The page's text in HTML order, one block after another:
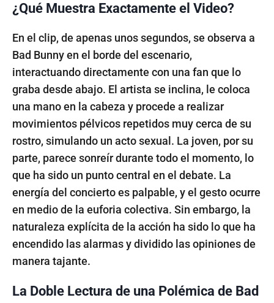
¿Qué Muestra Exactamente el Video?
En el clip, de apenas unos segundos, se observa a
Bad Bunny en el borde del escenario,
interactuando directamente con una fan que lo
graba desde abajo. El artista se inclina, le coloca
una mano en la cabeza y procede a realizar
movimientos pélvicos repetidos muy cerca de su
rostro, simulando un acto sexual. La joven, por su
parte, parece sonreír durante todo el momento, lo
que ha sido un punto central en el debate. La
energía del concierto es palpable, y el gesto ocurre
en medio de la euforia colectiva. Sin embargo, la
naturaleza explícita de la acción ha sido lo que ha
encendido las alarmas y dividido las opiniones de
manera tajante.
La Doble Lectura de una Polémica de Bad